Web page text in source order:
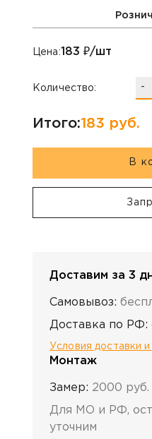
Цена:183 ₽/шт
Количество: -
Итого:183 руб.
В
Доставим за 3
Самовывоз:
Доставка по РФ:
Условия доставки
Монтаж
Замер: 2000
Для МО и РФ,
уточним